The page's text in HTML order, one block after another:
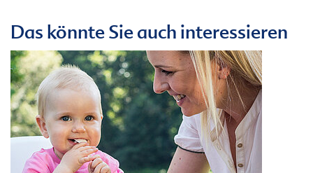
Das könnte Sie auch interessieren